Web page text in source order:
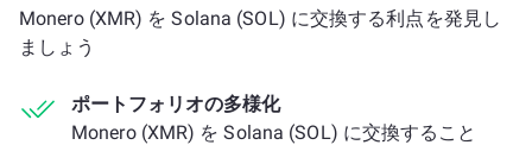
Monero (XMR) を Solana (SOL) に交換する利点を発見し
ましょう
ポートフォリオの多様化
Monero (XMR) を Solana (SOL) に交換すること